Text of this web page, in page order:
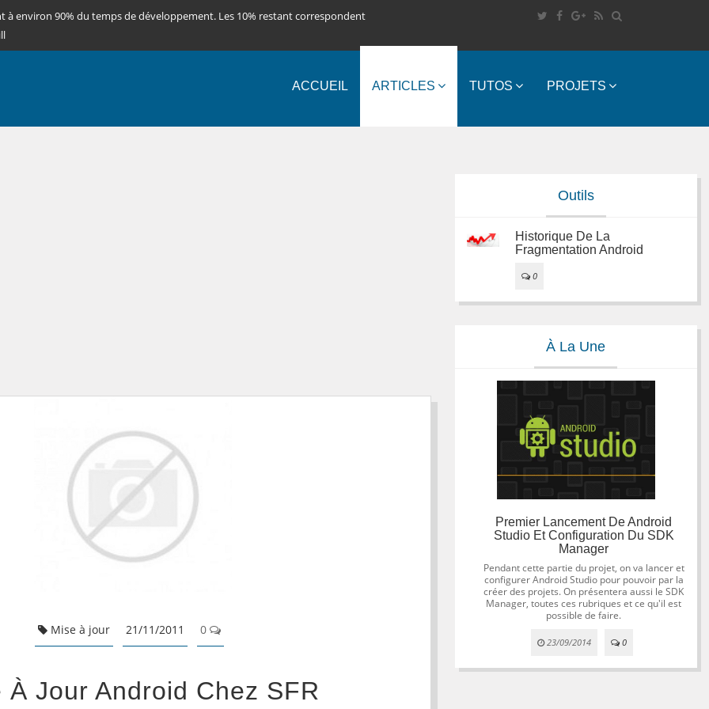
environ 90% du temps de développement. Les 10% restant correspondent
ACCUEIL ARTICLES TUTOS PROJETS
Mise à jour 21/11/2011 0
À Jour Android Chez SFR
Outils
Historique De La
Fragmentation Android
0
À La Une
Premier Lancement De Android
Studio Et Configuration Du SDK
Manager
Pendant cette partie du projet, on va lancer et
configurer Android Studio pour pouvoir par la
créer des projets. On présentera aussi le SDK
Manager, toutes ces rubriques et ce qu'il est
possible de faire.
23/09/2014 0